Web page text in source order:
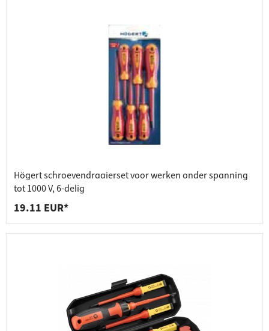
Högert schroevendraaierset voor werken onder spanning
tot 1000 V, 6-delig
19.11 EUR*